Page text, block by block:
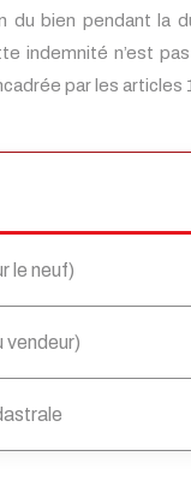
du bien pendant
indemnité n’est
par les articles
le neuf)
vendeur)